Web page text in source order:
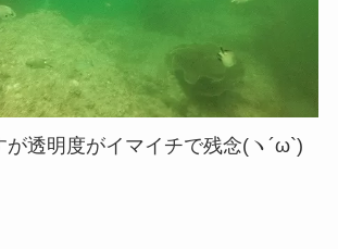
が透明度がイマイチで残念(ヽ´ω`)